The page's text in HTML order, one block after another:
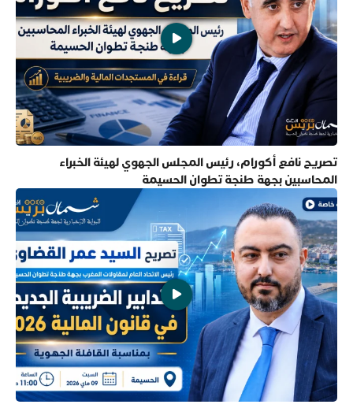
تصريح نافع أكورام، رئيس المجلس الجهوي لهيئة الخبراء
المحاسبين بجهة طنجة تطوان الحسيمة